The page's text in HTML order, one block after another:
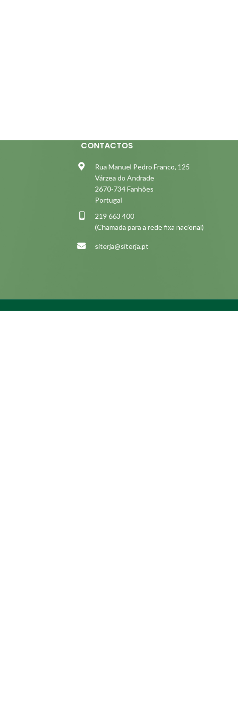
CONTACTOS
Rua Manuel Pedro Franco, 125
Várzea do Andrade
2670-734 Fanhões
Portugal
219 663 400
(Chamada para a rede fixa nacional)
siterja@siterja.pt